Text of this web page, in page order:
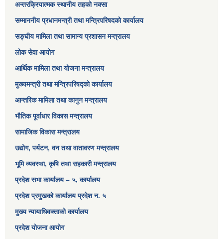
अन्तरक्रियात्मक स्थानीय तहको नक्सा
सम्माननीय प्रधानमन्त्री तथा मन्त्रिपरिषद‌को कार्यालय
सङ्‍घीय मामिला तथा सामान्य प्रशासन मन्त्रालय
लोक सेवा आयोग
आर्थिक मामिला तथा योजना मन्त्रालय​
मुख्यमन्त्री तथा मन्त्रिपरिषद्को कार्यालय
आन्तरिक मामिला तथा कानुन मन्त्रालय
भौतिक पूर्वाधार विकास मन्त्रालय
सामाजिक विकास मन्त्रालय
उद्योग, पर्यटन, वन तथा वातावरण मन्त्रालय
भूमि व्यवस्था, कृषि तथा सहकारी मन्त्रालय
प्रदेश सभा कार्यालय – ५, कार्यालय
प्रदेश प्रमुखको कार्यालय प्रदेश न. ५
मुख्य न्यायाधिवक्ताको कार्यालय
प्रदेश योजना आयोग